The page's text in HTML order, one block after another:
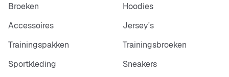
Broeken
Hoodies
Accessoires
Jersey's
Trainingspakken
Trainingsbroeken
Sportkleding
Sneakers